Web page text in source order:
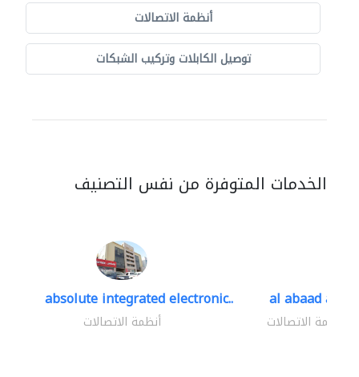
أنظمة الاتصالات
توصيل الكابلات وتركيب الشبكات
الخدمات المتوفرة من نفس التصنيف
absolute integrated electronic..
أنظمة الاتصالات
al abaad al..
أنظمة الاتصالات